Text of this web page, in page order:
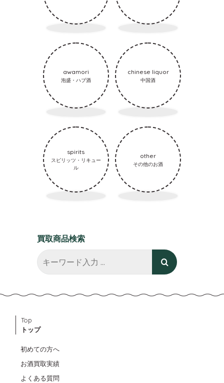
awamori
泡盛・ハブ酒
chinese liquor
中国酒
spirits
スピリッツ・リキュー
ル
other
その他のお酒
買取商品検索
Top
トップ
初めての方へ
お酒買取実績
よくある質問